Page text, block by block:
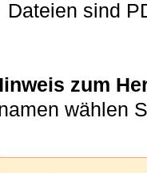
Dateien sind
zum
wählen